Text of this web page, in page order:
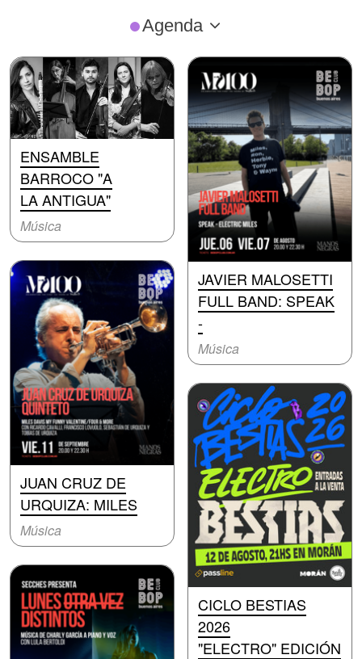
Agenda
ENSAMBLE
BARROCO "A
LA ANTIGUA"
Música
JUAN CRUZ DE
URQUIZA: MILES
Música
JAVIER MALOSETTI
FULL BAND: SPEAK
-
Música
CICLO BESTIAS
2026
"ELECTRO" EDICIÓN